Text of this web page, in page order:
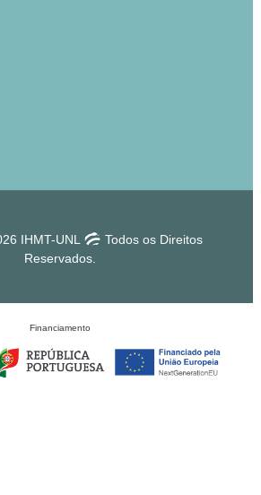
IHMT-UNL
Todos os Direitos
Reservados.
Financiamento